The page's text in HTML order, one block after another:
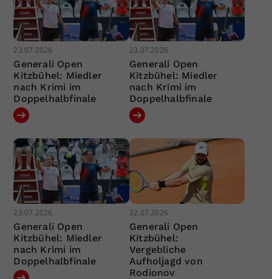
23.07.2026
Generali Open
Kitzbühel: Miedler
nach Krimi im
Doppelhalbfinale
23.07.2026
Generali Open
Kitzbühel: Miedler
nach Krimi im
Doppelhalbfinale
23.07.2026
Generali Open
Kitzbühel: Miedler
nach Krimi im
Doppelhalbfinale
22.07.2026
Generali Open
Kitzbühel:
Vergebliche
Aufholjagd von
Rodionov